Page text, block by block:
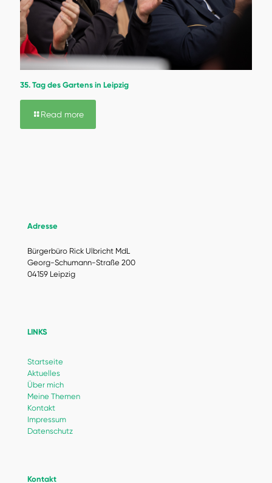
35. Tag des Gartens in Leipzig
Read more
Adresse
Bürgerbüro Rick Ulbricht MdL
Georg-Schumann-Straße 200
04159 Leipzig
LINKS
Startseite
Aktuelles
Über mich
Meine Themen
Kontakt
Impressum
Datenschutz
Kontakt